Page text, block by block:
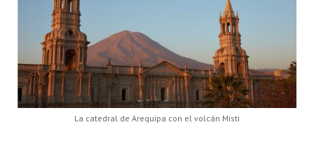
La catedral de Arequipa con el volcán Misti